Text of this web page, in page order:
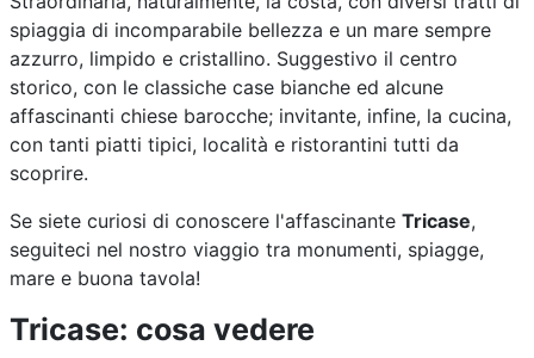
spiaggia di incomparabile bellezza e un mare sempre
azzurro, limpido e cristallino. Suggestivo il centro
storico, con le classiche case bianche ed alcune
affascinanti chiese barocche; invitante, infine, la cucina,
con tanti piatti tipici, località e ristorantini tutti da
scoprire.
Se siete curiosi di conoscere l'affascinante Tricase,
seguiteci nel nostro viaggio tra monumenti, spiagge,
mare e buona tavola!
Tricase: cosa vedere